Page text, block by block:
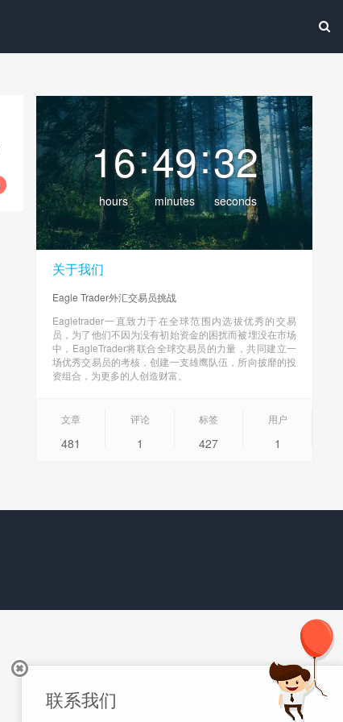
16
hours
:49
minutes
:32
seconds
关于我们
Eagle Trader外汇交易员挑战
Eagletrader一直致力于在全球范围内选拔优秀的交易
员，为了他们不因为没有初始资金的困扰而被埋没在市场
中，EagleTrader将联合全球交易员的力量，共同建立一
场优秀交易员的考核，创建一支雄鹰队伍，所向披靡的投
资组合，为更多的人创造财富。
文章
481
评论
1
标签
427
用户
1
联系我们